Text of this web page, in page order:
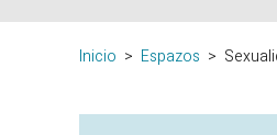
Inicio Espazos